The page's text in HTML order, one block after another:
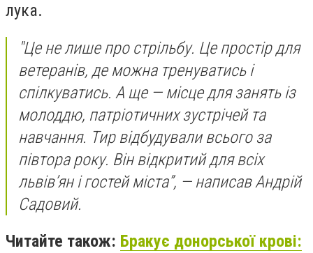
лука.
"Це не лише про стрільбу. Це простір для
ветеранів, де можна тренуватись і
спілкуватись. А ще — місце для занять із
молоддю, патріотичних зустрічей та
навчання. Тир відбудували всього за
півтора року. Він відкритий для всіх
львів’ян і гостей міста”, — написав Андрій
Садовий.
Читайте також: Бракує донорської крові: